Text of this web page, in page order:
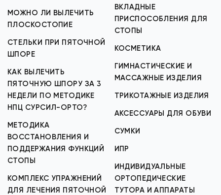
МОЖНО ЛИ ВЫЛЕЧИТЬ
ПЛОСКОСТОПИЕ
СТЕЛЬКИ ПРИ ПЯТОЧНОЙ
ШПОРЕ
КАК ВЫЛЕЧИТЬ
ПЯТОЧНУЮ ШПОРУ ЗА 3
НЕДЕЛИ ПО МЕТОДИКЕ
НПЦ СУРСИЛ-ОРТО?
МЕТОДИКА
ВОССТАНОВЛЕНИЯ И
ПОДДЕРЖАНИЯ ФУНКЦИЙ
СТОПЫ
КОМПЛЕКС УПРАЖНЕНИЙ
ДЛЯ ЛЕЧЕНИЯ ПЯТОЧНОЙ
ВКЛАДНЫЕ
ПРИСПОСОБЛЕНИЯ ДЛЯ
СТОПЫ
КОСМЕТИКА
ГИМНАСТИЧЕСКИЕ И
МАССАЖНЫЕ ИЗДЕЛИЯ
ТРИКОТАЖНЫЕ ИЗДЕЛИЯ
АКСЕССУАРЫ ДЛЯ ОБУВИ
СУМКИ
ИПР
ИНДИВИДУАЛЬНЫЕ
ОРТОПЕДИЧЕСКИЕ
ТУТОРА И АППАРАТЫ